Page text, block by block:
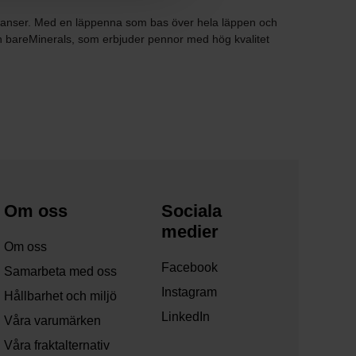
Med en läppenna som bas över hela läppen och
som erbjuder pennor med hög kvalitet
Om oss
Om oss
Samarbeta med oss
Hållbarhet och miljö
Våra varumärken
Våra fraktalternativ
Sociala
medier
Facebook
Instagram
LinkedIn